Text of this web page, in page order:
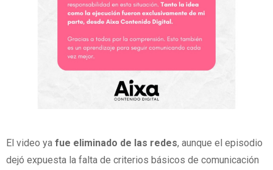
El video ya fue eliminado de las redes, aunque el episodio
dejó expuesta la falta de criterios básicos de comunicación